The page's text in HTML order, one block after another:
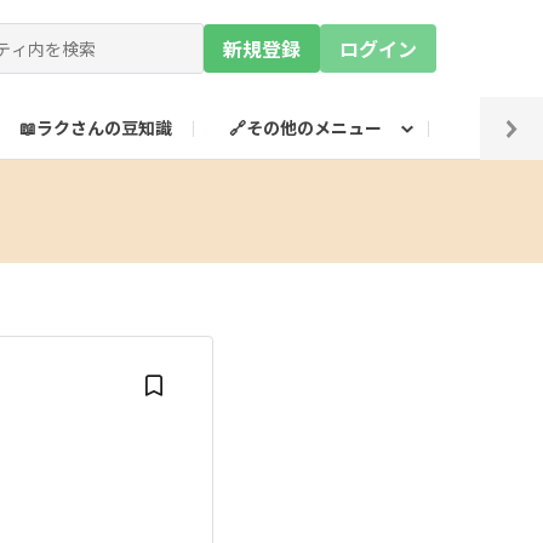
新規登録 ログイン
📖ラクさんの豆知識 🔗その他のメニュー